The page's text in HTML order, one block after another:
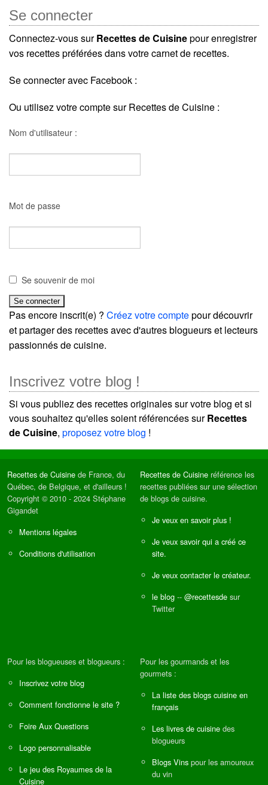
Se connecter
Connectez-vous surRecettes de Cuisinepour enregistrer
vos recettes préférées dans votre carnet de recettes.
Se connecter avec Facebook :
Ou utilisez votre compte sur Recettes de Cuisine :
Nom d'utilisateur :
Mot de passe
Se souvenir de moi
Pas encore inscrit(e) ? Créez votre comptepour découvrir
et partager des recettes avec d'autres blogueurs et lecteurs
passionnés de cuisine.
Inscrivez votre blog !
Si vous publiez des recettes originales sur votre blog et si
vous souhaitez qu'elles soient référencées surRecettes
de Cuisine, proposez votre blog !
Recettes de Cuisine de France, du
Québec, de Belgique, et d'ailleurs !
Copyright © 2010 - 2024 Stéphane
Gigandet
Mentions légales
Conditions d'utilisation
Recettes de Cuisine référence les
recettes publiées sur une sélection
de blogs de cuisine.
Je veux en savoir plus !
Je veux savoir qui a créé ce
site.
Je veux contacter le créateur.
le blog -- @recettesde sur
Twitter
Pour les blogueuses et blogueurs :
Inscrivez votre blog
Comment fonctionne le site ?
Foire Aux Questions
Logo personnalisable
Le jeu des Royaumes de la
Cuisine
Pour les gourmands et les
gourmets :
La liste des blogs cuisine en
français
Les livres de cuisine des
blogueurs
Blogs Vins pour les amoureux
du vin